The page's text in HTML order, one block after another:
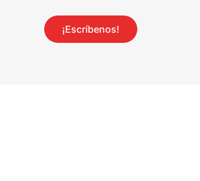
¡Escríbenos!